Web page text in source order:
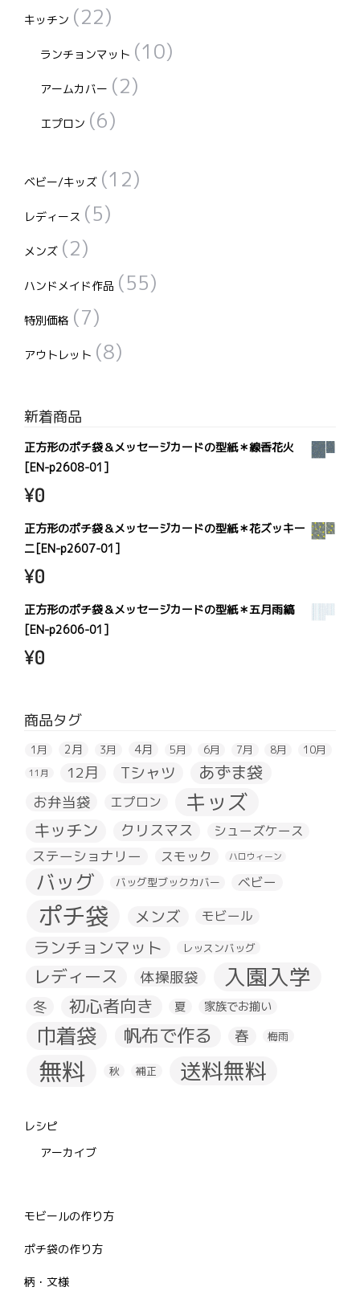
キッチン (22)
ランチョンマット (10)
アームカバー (2)
エプロン (6)
ベビー/キッズ (12)
レディース (5)
メンズ (2)
ハンドメイド作品 (55)
特別価格 (7)
アウトレット (8)
新着商品
正方形のポチ袋＆メッセージカードの型紙＊線香花火
[EN-p2608-01]
¥0
正方形のポチ袋＆メッセージカードの型紙＊花ズッキー
ニ[EN-p2607-01]
¥0
正方形のポチ袋＆メッセージカードの型紙＊五月雨縞
[EN-p2606-01]
¥0
商品タグ
1月 2月 3月 4月 5月 6月 7月 8月 10月
11月 12月 Tシャツ あずま袋
お弁当袋 エプロン キッズ
キッチン クリスマス シューズケース
ステーショナリー スモック ハロウィーン
バッグ バッグ型ブックカバー ベビー
ポチ袋 メンズ モビール
ランチョンマット レッスンバッグ
レディース 体操服袋 入園入学
冬 初心者向き 夏 家族でお揃い
巾着袋 帆布で作る 春 梅雨
無料 秋 補正 送料無料
レシピ
アーカイブ
モビールの作り方
ポチ袋の作り方
柄・文様